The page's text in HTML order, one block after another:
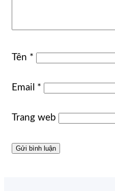
Tên *
Email *
Trang web